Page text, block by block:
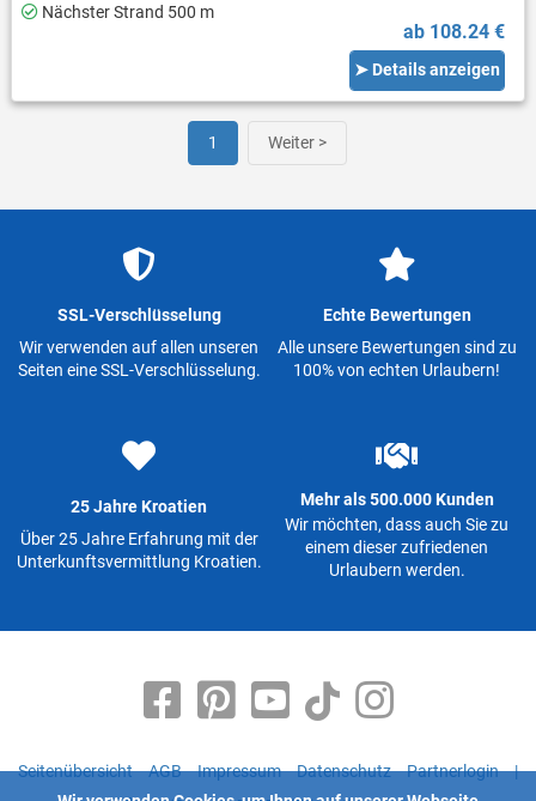
Nächster Strand 500 m
ab 108.24 €
➤ Details anzeigen
1 Weiter >
SSL-Verschlüsselung
Wir verwenden auf allen unseren
Seiten eine SSL-Verschlüsselung.
Echte Bewertungen
Alle unsere Bewertungen sind zu
100% von echten Urlaubern!
25 Jahre Kroatien
Über 25 Jahre Erfahrung mit der
Unterkunftsvermittlung Kroatien.
Mehr als 500.000 Kunden
Wir möchten, dass auch Sie zu
einem dieser zufriedenen
Urlaubern werden.
Seitenübersicht AGB Impressum Datenschutz Partnerlogin
|